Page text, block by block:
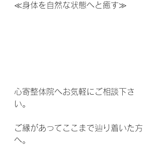
≪身体を自然な状態へと癒す≫
心寄整体院へお気軽にご相談下さ
い。
ご縁があってここまで辿り着いた方
へ。